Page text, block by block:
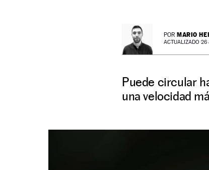
POR MARIO
ACTUALIZADO
Puede circular
una velocidad